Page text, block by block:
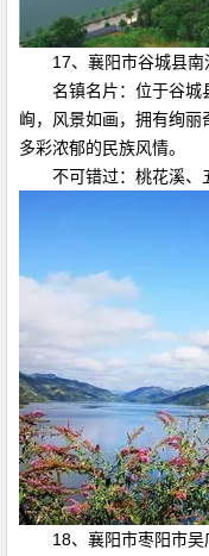
17、襄阳市谷城县南
名镇名片：位于谷
峋，风景如画，拥有绚
多彩浓郁的民族风情。
不可错过：桃花溪、
18、襄阳市枣阳市吴